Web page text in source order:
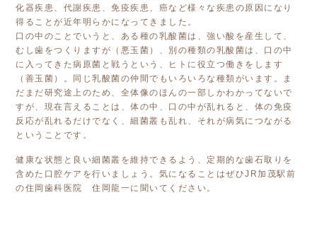
化器疾患、代謝疾患、免疫疾患、癌など様々な疾患の原因になり
得ることが近年明らかになってきました。
口の中のことでいうと、ある種の乳酸菌は、強い酸を産生して、
むし歯をつくりますが（悪玉菌）、別の種類の乳酸菌は、口の中
に入ってきた病原菌と戦うという、ヒトに役立つ働きをします
（善玉菌）。同じ乳酸菌の仲間でもいろいろな種類がいます。ま
だまだ研究途上のため、全体像のほんの一部しかわかってないで
すが、現在言えることは、体の中、口の中が乱れると、体の免疫
反応が乱れるだけでなく、細菌叢も乱れ、それが病気につながる
ということです。
健康な状態と良い細菌叢を維持できるよう、定期的な歯石取りを
含めた口腔ケアを行いましょう。気になることはぜひJR加茂駅前
の住岡歯科医院 住岡龍一に聞いてください。